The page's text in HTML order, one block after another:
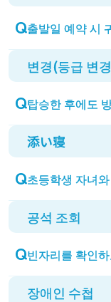
외)에서 예약하
출발일 예약 시
왕복 탑승 시에
시부터 가능합
수 없으니 양해
변경(등급 변
탑승한 후에도
빈자리가 있으면
탑승 후에 선내
하급 변경은 불
添い寝
초등학생 자녀
초등학생은 함
니다.
어른 1명에 대해
할 수 있습니다.
공석 조회
빈자리를 확인
빈자리 조회를
장애인 수첩